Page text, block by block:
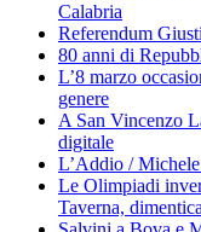
Calabria
Referendum
80 anni di
L’8 marzo
genere
A San Vincenzo
digitale
L’Addio /
Le Olimpiadi
Taverna,